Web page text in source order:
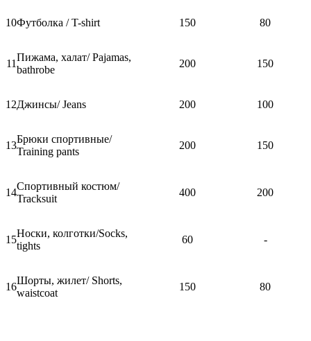
10Футболка / T-shirt 150 80
11
Пижама, халат/ Pajamas,
bathrobe
200 150
12Джинсы/ Jeans 200 100
13
Брюки спортивные/
Training pants
200 150
14
Спортивный костюм/
Tracksuit
400 200
15
Носки, колготки/Socks,
tights
60 -
16
Шорты, жилет/ Shorts,
waistcoat
150 80